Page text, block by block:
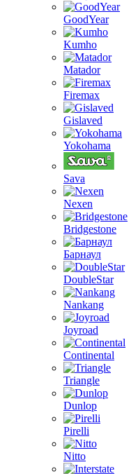
GoodYear
Kumho
Matador
Firemax
Gislaved
Yokohama
Sava
Nexen
Bridgestone
Барнаул
DoubleStar
Nankang
Joyroad
Continental
Triangle
Dunlop
Pirelli
Nitto